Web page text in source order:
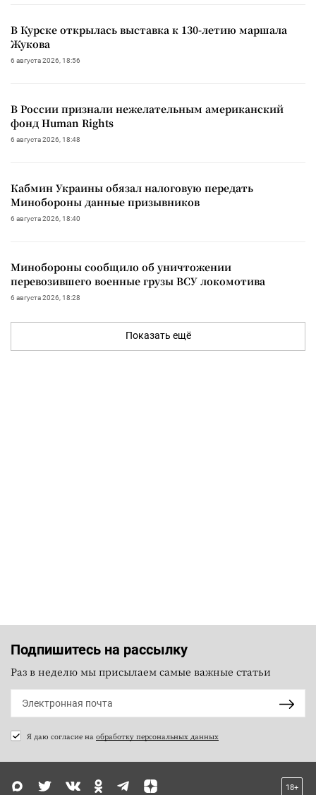
В Курске открылась выставка к 130-летию маршала
Жукова
6 августа 2026, 18:56
В России признали нежелательным американский
фонд Human Rights
6 августа 2026, 18:48
Кабмин Украины обязал налоговую передать
Минобороны данные призывников
6 августа 2026, 18:40
Минобороны сообщило об уничтожении
перевозившего военные грузы ВСУ локомотива
6 августа 2026, 18:28
Показать ещё
Подпишитесь на рассылку
Раз в неделю мы присылаем самые важные статьи
Я даю согласие на обработку персональных данных
18+